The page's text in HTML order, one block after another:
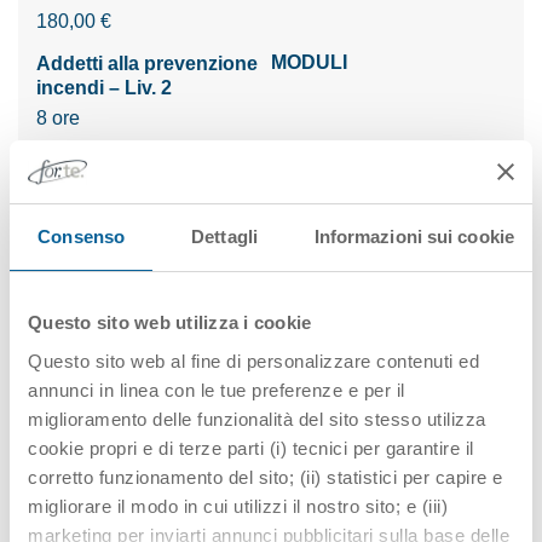
Consenso Dettagli Informazioni sui cookie
Questo sito web utilizza i cookie
Questo sito web al fine di personalizzare contenuti ed
annunci in linea con le tue preferenze e per il
miglioramento delle funzionalità del sito stesso utilizza
cookie propri e di terze parti (i) tecnici per garantire il
corretto funzionamento del sito; (ii) statistici per capire e
migliorare il modo in cui utilizzi il nostro sito; e (iii)
marketing per inviarti annunci pubblicitari sulla base delle
180,00 €
Addetti alla prevenzione
incendi – Liv. 2
8 ore
MODULI
RLS – Rappresentanti dei
Sicurezza
32 ore
Formazione generale
4 ore
160,00 €
Sicurezza lavoratori –
(Rischio Basso)
MODULI